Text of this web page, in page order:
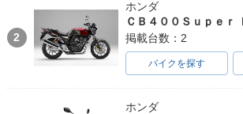
2
ホンダ
掲載台数：2
バイクを探す
ホンダ